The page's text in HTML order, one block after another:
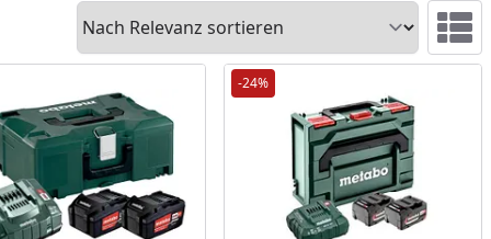
Sortieren
-24%